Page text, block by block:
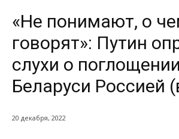
«Не понимают, о
говорят»: Путин
слухи о поглощении
Беларуси Россией
20 декабря, 2022